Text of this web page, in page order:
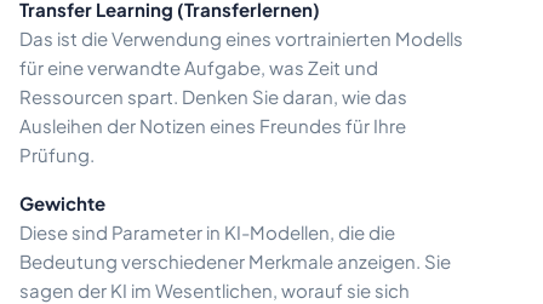
Transfer Learning (Transferlernen)
Das ist die Verwendung eines vortrainierten Modells
für eine verwandte Aufgabe, was Zeit und
Ressourcen spart. Denken Sie daran, wie das
Ausleihen der Notizen eines Freundes für Ihre
Prüfung.
Gewichte
Diese sind Parameter in KI-Modellen, die die
Bedeutung verschiedener Merkmale anzeigen. Sie
sagen der KI im Wesentlichen, worauf sie sich